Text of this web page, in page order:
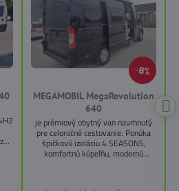
8%
MEGAMOBIL MegaRevolution
640
je prémiový obytný van navrhnutý
pre celoročné cestovanie. Ponúka
špičkovú izoláciu 4 SEASONS,
komfortnú kúpeľňu, modernú